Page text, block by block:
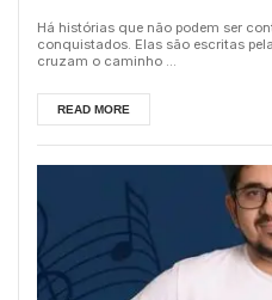
Há histórias que não podem ser
conquistados. Elas são escritas
cruzam o caminho ...
READ MORE